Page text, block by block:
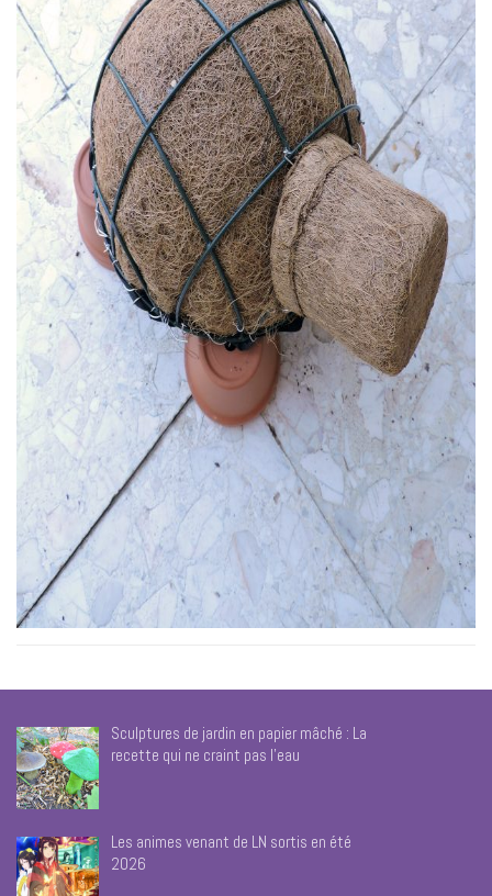
Sculptures de jardin en papier mâché : La
recette qui ne craint pas l’eau
Les animes venant de LN sortis en été
2026